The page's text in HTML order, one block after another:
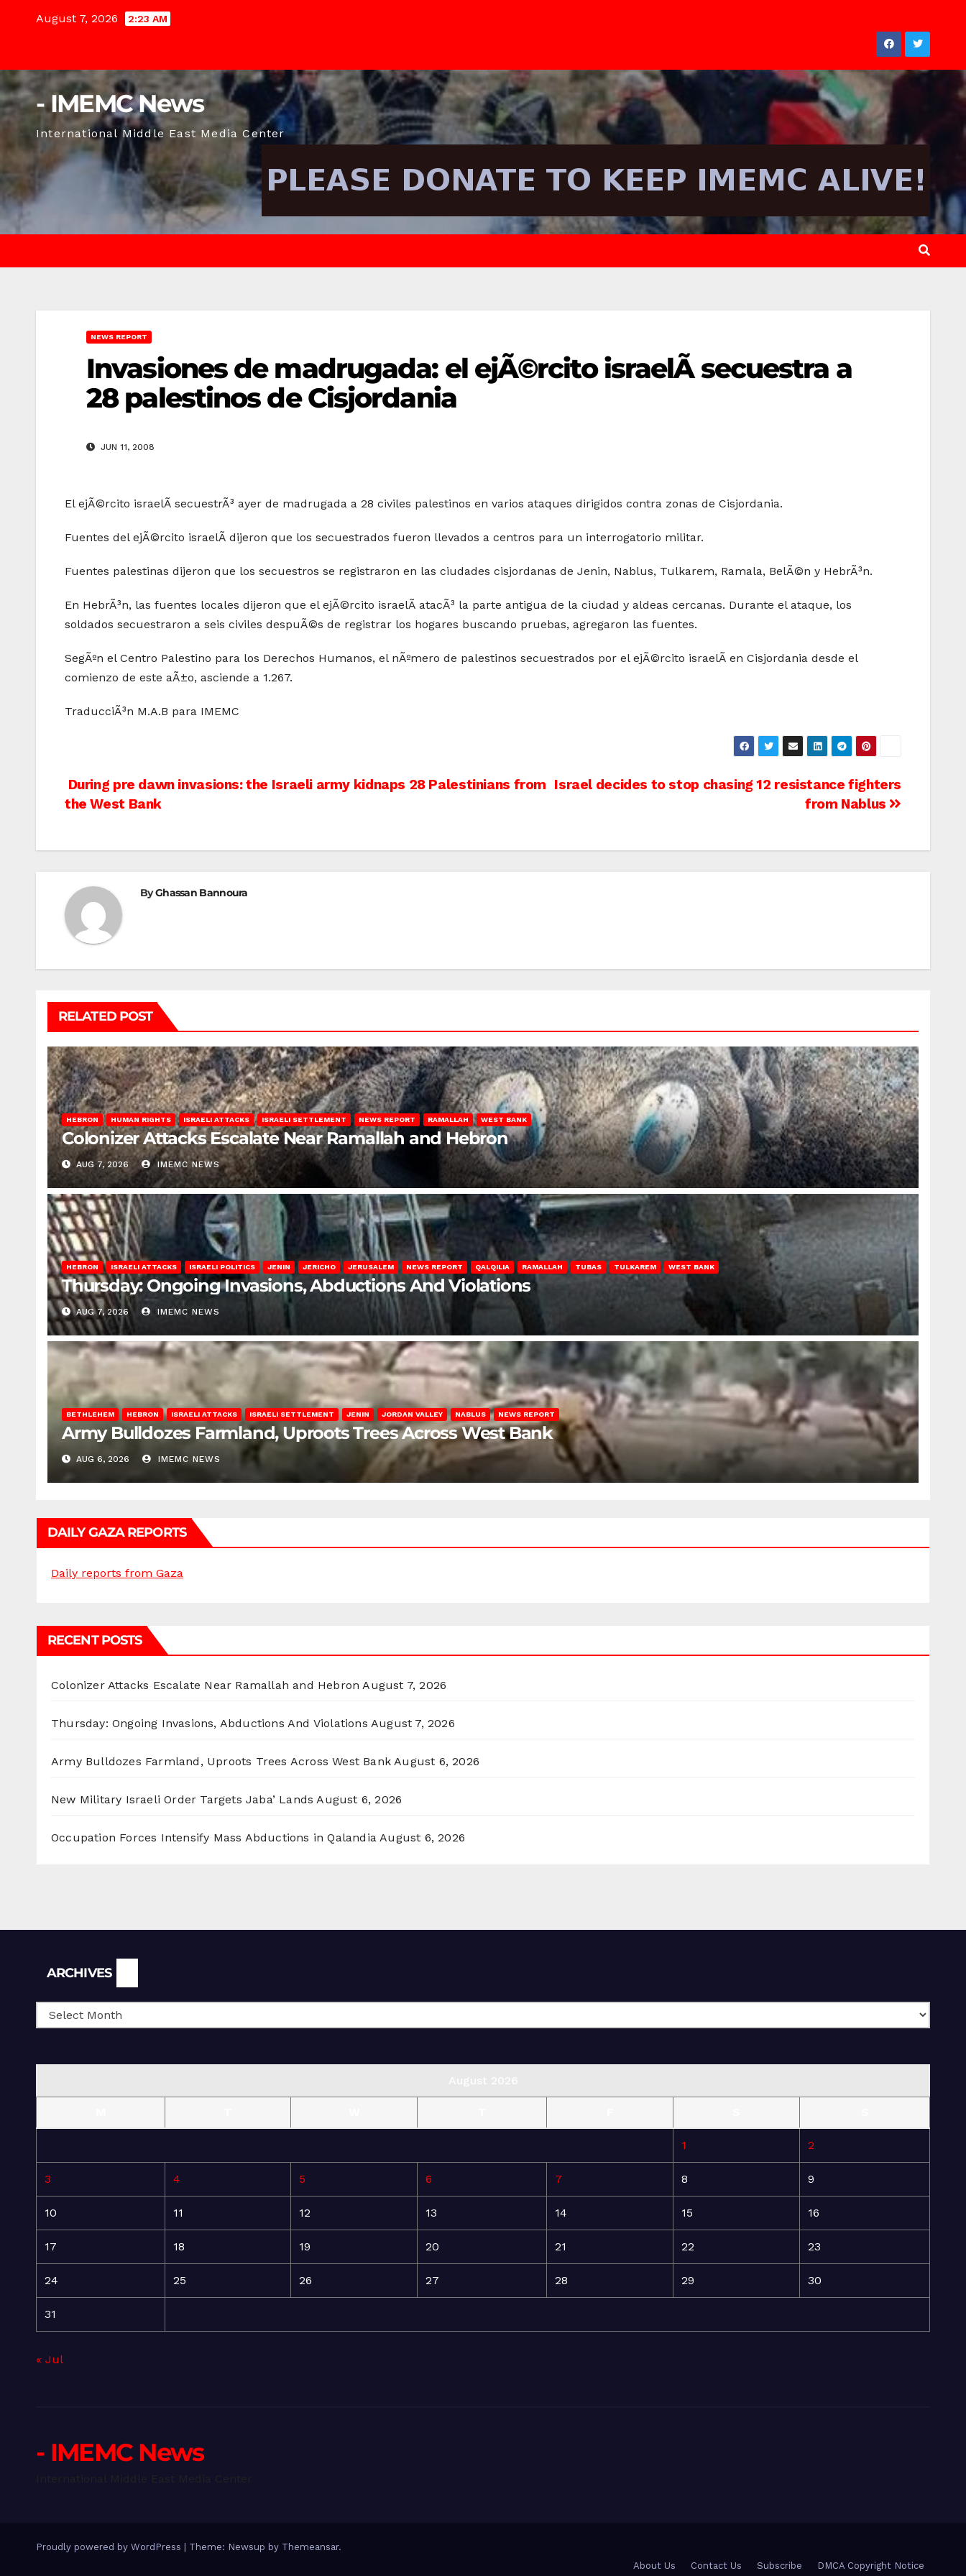
August 7, 2026 2:23 AM
- IMEMC News
International Middle East Media Center
NEWS REPORT
Invasiones de madrugada: el ejÃ©rcito israelÃ­ secuestra a
28 palestinos de Cisjordania
JUN 11, 2008
El ejÃ©rcito israelÃ­ secuestrÃ³ ayer de madrugada a 28 civiles palestinos en varios ataques dirigidos contra zonas de Cisjordania.
Fuentes del ejÃ©rcito israelÃ­ dijeron que los secuestrados fueron llevados a centros para un interrogatorio militar.
Fuentes palestinas dijeron que los secuestros se registraron en las ciudades cisjordanas de Jenin, Nablus, Tulkarem, Ramala, BelÃ©n y HebrÃ³n.
En HebrÃ³n, las fuentes locales dijeron que el ejÃ©rcito israelÃ­ atacÃ³ la parte antigua de la ciudad y aldeas cercanas. Durante el ataque, los
soldados secuestraron a seis civiles despuÃ©s de registrar los hogares buscando pruebas, agregaron las fuentes.
SegÃºn el Centro Palestino para los Derechos Humanos, el nÃºmero de palestinos secuestrados por el ejÃ©rcito israelÃ­ en Cisjordania desde el
comienzo de este aÃ±o, asciende a 1.267.
TraducciÃ³n M.A.B para IMEMC
Post
Israel decides to stop chasing 12 resistance fighters
from Nablus
During pre dawn invasions: the Israeli army kidnaps 28 Palestinians from
the West Bank
ByGhassan Bannoura
RELATED POST
HEBRON HUMAN RIGHTS ISRAELI ATTACKS ISRAELI SETTLEMENT NEWS REPORT RAMALLAH WEST BANK
Colonizer Attacks Escalate Near Ramallah and Hebron
AUG 7, 2026 IMEMC NEWS
HEBRON ISRAELI ATTACKS ISRAELI POLITICS JENIN JERICHO JERUSALEM NEWS REPORT QALQILIA RAMALLAH TUBAS TULKAREM WEST BANK
Thursday: Ongoing Invasions, Abductions And Violations
AUG 7, 2026 IMEMC NEWS
BETHLEHEM HEBRON ISRAELI ATTACKS ISRAELI SETTLEMENT JENIN JORDAN VALLEY NABLUS NEWS REPORT
Army Bulldozes Farmland, Uproots Trees Across West Bank
AUG 6, 2026 IMEMC NEWS
DAILY GAZA REPORTS
Daily reports from Gaza
RECENT POSTS
Colonizer Attacks Escalate Near Ramallah and Hebron August 7, 2026
Thursday: Ongoing Invasions, Abductions And Violations August 7, 2026
Army Bulldozes Farmland, Uproots Trees Across West Bank August 6, 2026
New Military Israeli Order Targets Jaba’ Lands August 6, 2026
Occupation Forces Intensify Mass Abductions in Qalandia August 6, 2026
ARCHIVES
1 2
3 4 5 6 7 8 9
10 11 12 13 14 15 16
17 18 19 20 21 22 23
24 25 26 27 28 29 30
31
« Jul
- IMEMC News
Proudly powered by WordPress Theme: Newsup by Themeansar.
About Us
Contact Us Subscribe DMCA Copyright Notice